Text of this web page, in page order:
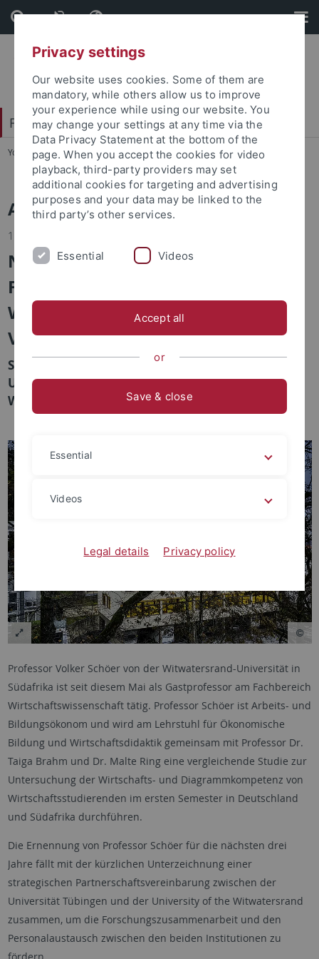
Skip
to
content
Skip
to
footer
Faculty of Economics and Social Sciences
You are here: Home ... News
Alle Nachrichten
15.05.2024
Neu als Gastprofessor am
Fachbereich
Wirtschaftswissenschaft: Prof.
Volker Schöer
Strategische Partnerschaft zwischen der
Universität Tübingen und der University of the
Witwatersrand
Professor Volker Schöer von der Witwatersrand-Universität in
Südafrika ist seit diesem Mai als Gastprofessor am Fachbereich
Wirtschaftswissenschaft tätig. Professor Schöer ist Arbeits- und
Bildungsökonom und wird am Lehrstuhl für Ökonomische
Bildung und Wirtschaftsdidaktik gemeinsam mit Professor Dr.
Taiga Brahm und Dr. Malte Ring eine vergleichende Studie zur
Untersuchung der Wirtschafts- und Diagrammkompetenz von
Wirtschaftsstudierenden im ersten Semester in Deutschland
und Südafrika durchführen.
Die Ernennung von Professor Schöer für die nächsten drei
Jahre fällt mit der kürzlichen Unterzeichnung einer
strategischen Partnerschaftsvereinbarung zwischen der
Universität Tübingen und der University of the Witwatersrand
zusammen, um die Forschungszusammenarbeit und den
Personalaustausch zwischen den beiden Institutionen zu
Privacy settings
Our website uses cookies. Some of them are
mandatory, while others allow us to improve
your experience while using our website. You
may change your settings at any time via the
Data Privacy Statement at the bottom of the
page. When you accept the cookies for video
playback, third-party providers may set
additional cookies for targeting and advertising
purposes and your data may be linked to the
third party’s other services.
Essential Videos
Accept all
or
Save & close
Essential
Videos
Legal details Privacy policy